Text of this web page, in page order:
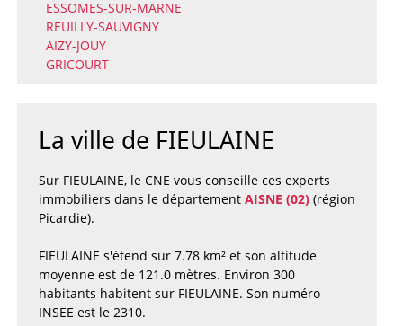
ESSOMES-SUR-MARNE
REUILLY-SAUVIGNY
AIZY-JOUY
GRICOURT
La ville de FIEULAINE
Sur FIEULAINE, le CNE vous conseille ces experts
immobiliers dans le département AISNE (02)(région
Picardie).
FIEULAINE s'étend sur 7.78 km² et son altitude
moyenne est de 121.0 mètres. Environ 300
habitants habitent sur FIEULAINE. Son numéro
INSEE est le 2310.